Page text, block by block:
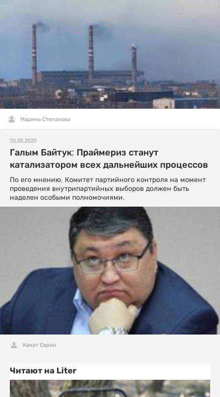
Марина Степанова
20.08.2020
Галым Байтук: Праймериз станут
катализатором всех дальнейших процессов
По его мнению, Комитет партийного контроля на момент
проведения внутрипартийных выборов должен быть
наделен особыми полномочиями.
Канат Сарин
Читают на Liter